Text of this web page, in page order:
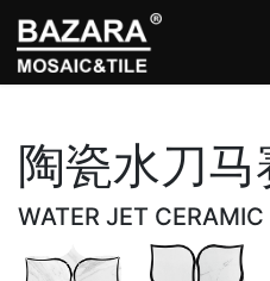
陶瓷水刀马
WATER JET